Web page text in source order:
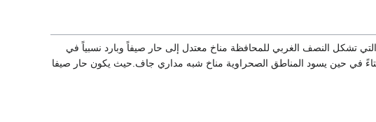
تشكل النصف الغربي للمحافظة مناخ معتدل إلى حار صيفاً وبارد نسبياً في
شتاءً في حين يسود المناطق الصحراوية مناخ شبه مداري جاف.حيث يكون حار صيفا